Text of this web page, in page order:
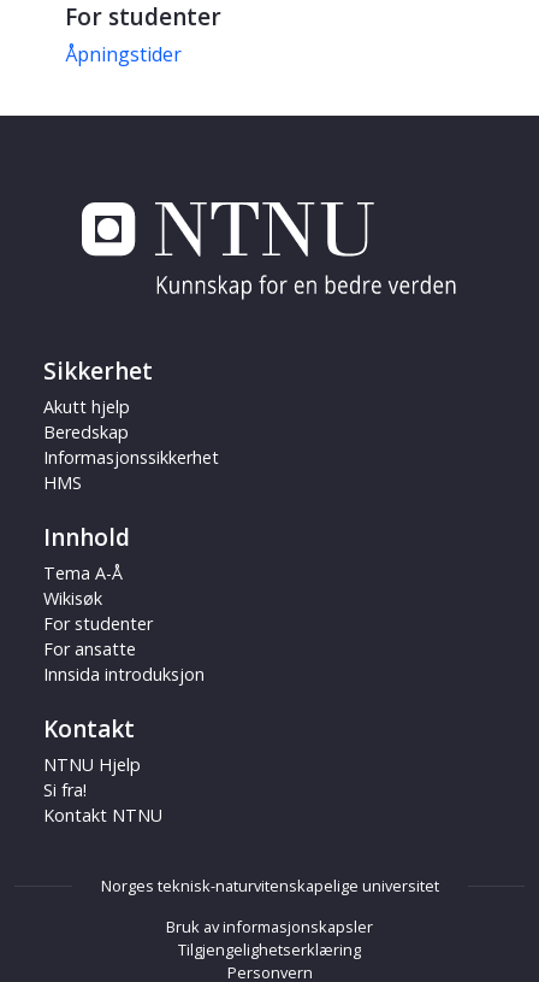
For studenter
Åpningstider
Sikkerhet
Akutt hjelp
Beredskap
Informasjonssikkerhet
HMS
Innhold
Tema A-Å
Wikisøk
For studenter
For ansatte
Innsida introduksjon
Kontakt
NTNU Hjelp
Si fra!
Kontakt NTNU
Norges teknisk-naturvitenskapelige universitet
Bruk av informasjonskapsler
Tilgjengelighetserklæring
Personvern